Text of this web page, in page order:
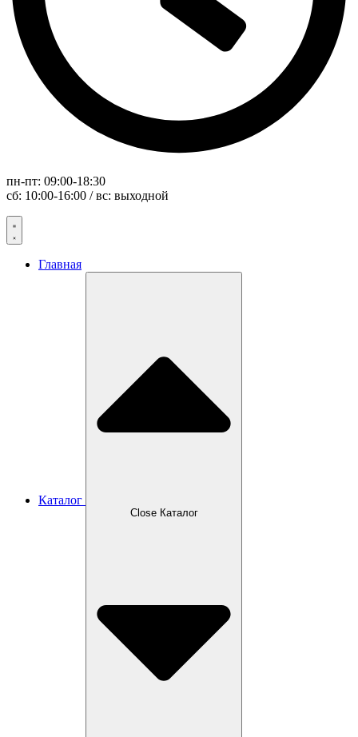
пн-пт: 09:00-18:30
сб: 10:00-16:00 / вс: выходной
Главная
Каталог
Close Каталог